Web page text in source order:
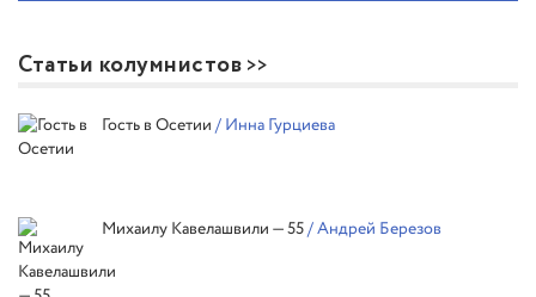
Статьи колумнистов
Гость в Осетии / Инна Гурциева
Михаилу Кавелашвили — 55/ Андрей Березов